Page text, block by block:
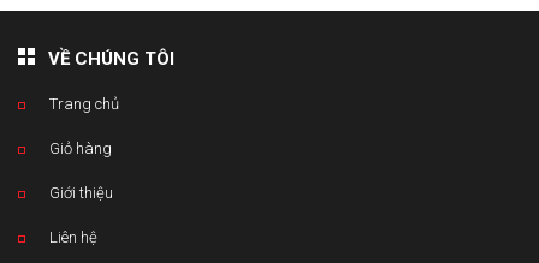
VỀ CHÚNG TÔI
Trang chủ
Giỏ hàng
Giới thiệu
Liên hệ